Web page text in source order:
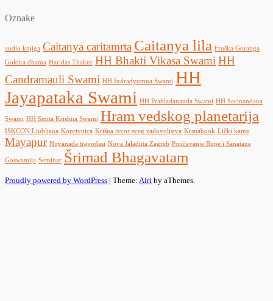
Oznake
audio knjiga Caitanya caritamrta Caitanya lila Fruška Goranga
Goloka dhama Haridas Thakur HH Bhakti Vikasa Swami HH
Candramauli Swami HH Indradyumna Swami HH
Jayapataka Swami HH Prahladananda Swami HH Sacinandana
Swami HH Smita Krishna Swami Hram vedskog planetarija
ISKCON Ljubljana Koprivnica Krišna izvor sveg zadovoljstva Krsnabook Lički kamp
Mayapur Nityanada trayodasi Nova Jaladuta Zagreb Poučavanje Rupe i Sanatane
Goswamija Seminar Šrimad Bhagavatam
Proudly powered by WordPress | Theme: Airi by aThemes.